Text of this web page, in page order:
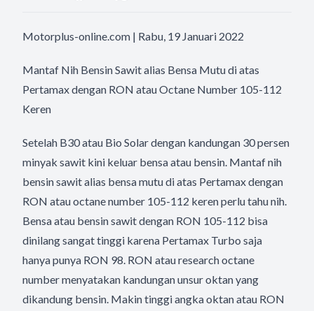
Motorplus-online.com | Rabu, 19 Januari 2022
Mantaf Nih Bensin Sawit alias Bensa Mutu di atas
Pertamax dengan RON atau Octane Number 105-112
Keren
Setelah B30 atau Bio Solar dengan kandungan 30 persen
minyak sawit kini keluar bensa atau bensin. Mantaf nih
bensin sawit alias bensa mutu di atas Pertamax dengan
RON atau octane number 105-112 keren perlu tahu nih.
Bensa atau bensin sawit dengan RON 105-112 bisa
dinilang sangat tinggi karena Pertamax Turbo saja
hanya punya RON 98. RON atau research octane
number menyatakan kandungan unsur oktan yang
dikandung bensin. Makin tinggi angka oktan atau RON